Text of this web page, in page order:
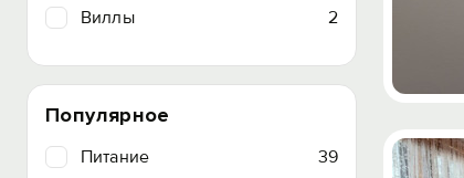
Виллы
2
Популярное
Питание
39